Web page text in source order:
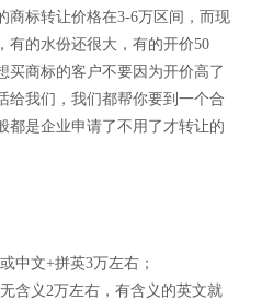
标转让价格在3-6万区间，而现
有的水份还很大，有的开价50
买商标的客户不要因为开价高了
给我们，我们都帮你要到一个合
都是企业申请了不用了才转让的
文+拼英3万左右；
义2万左右，有含义的英文就